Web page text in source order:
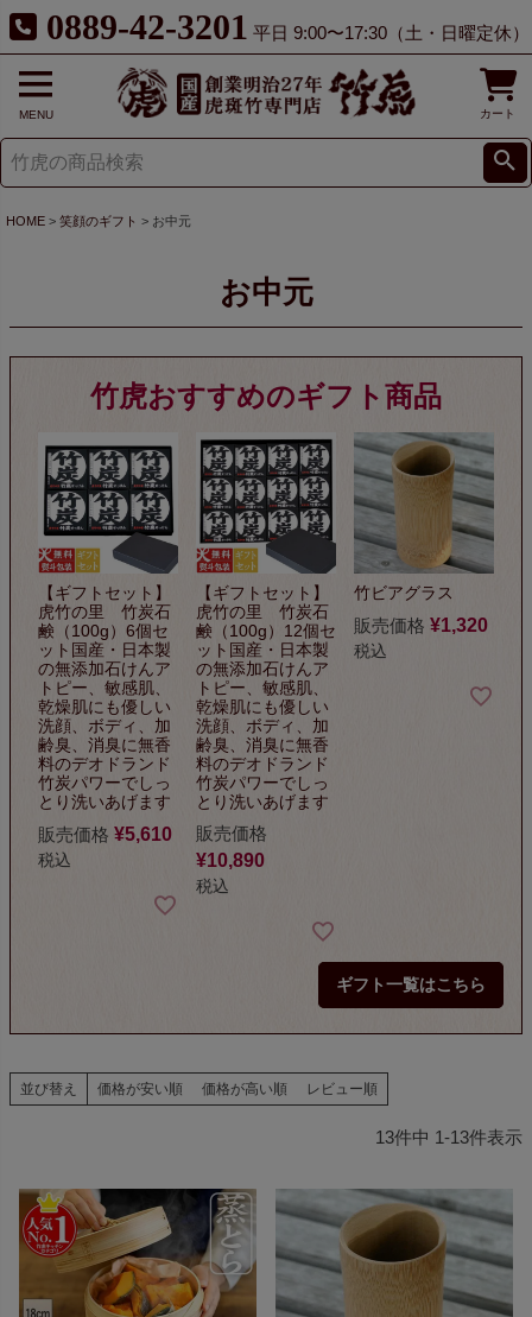
0889-42-3201 平日 9:00〜17:30（土・日曜定休）
MENU カート
HOME 笑顔のギフト お中元
お中元
【ギフトセット】
虎竹の里 竹炭石
鹸（100g）6個セ
ット 国産・日本製
の無添加石けんア
トピー、敏感肌、
乾燥肌にも優しい
洗顔、ボディ、加
齢臭、 消臭に無香
料のデオドランド
竹炭パワーでしっ
とり洗いあげます
販売価格 ¥5,610
税込
【ギフトセット】
虎竹の里 竹炭石
鹸（100g）12個セ
ット 国産・日本製
の無添加石けんア
トピー、敏感肌、
乾燥肌にも優しい
洗顔、ボディ、加
齢臭、 消臭に無香
料のデオドランド
竹炭パワーでしっ
とり洗いあげます
販売価格
¥10,890
税込
竹ビアグラス
販売価格 ¥1,320
税込
ギフト一覧はこちら
並び替え 価格が安い順 価格が高い順 レビュー順
13件中 1-13件表示